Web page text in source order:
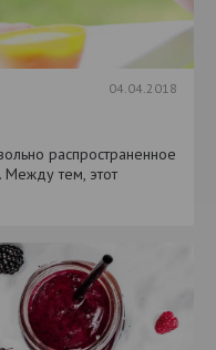
04.04.2018
распространенное
Между тем, этот